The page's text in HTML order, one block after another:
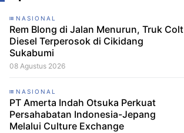
NASIONAL
Rem Blong di Jalan Menurun, Truk Colt
Diesel Terperosok di Cikidang
Sukabumi
08 Agustus 2026
NASIONAL
PT Amerta Indah Otsuka Perkuat
Persahabatan Indonesia-Jepang
Melalui Culture Exchange